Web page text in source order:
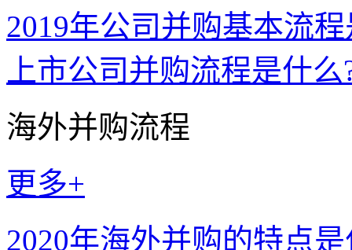
2019年公司并购基本流
上市公司并购流程是什
海外并购流程
更多+
2020年海外并购的特点